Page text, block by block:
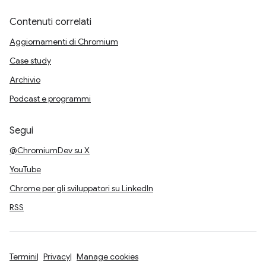
Contenuti correlati
Aggiornamenti di Chromium
Case study
Archivio
Podcast e programmi
Segui
@ChromiumDev su X
YouTube
Chrome per gli sviluppatori su LinkedIn
RSS
Termini Privacy Manage cookies